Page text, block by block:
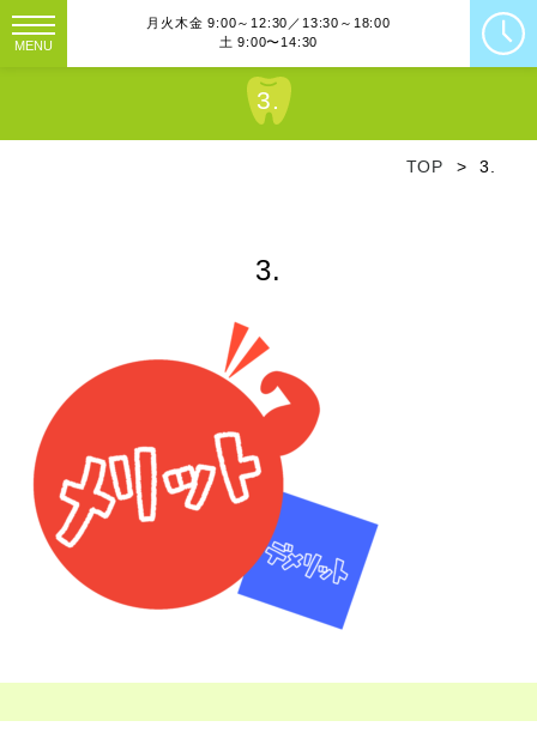
MENU
月火木金 9:00～12:30／13:30～18:00
土 9:00〜14:30
3.
TOP 3.
3.